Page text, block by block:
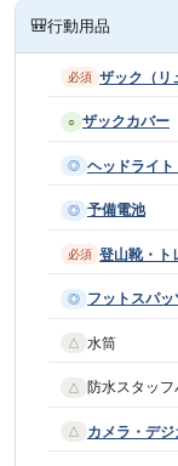
🎒行動用品
必須 ザック（リ
○ ザックカバー
◎ ヘッドライ
◎ 予備電池
必須 登山靴・ト
◎ フットスパッ
△ 水筒
△ 防水スタッフ
△ カメラ・デジ